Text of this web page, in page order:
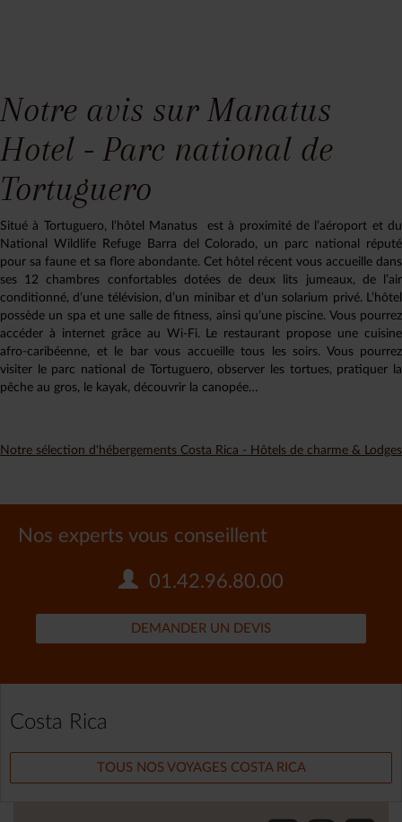
Notre avis sur Manatus
Hotel - Parc national de
Tortuguero
Situé à Tortuguero, l’hôtel Manatus est à proximité de l’aéroport et du
National Wildlife Refuge Barra del Colorado, un parc national réputé
pour sa faune et sa flore abondante. Cet hôtel récent vous accueille dans
ses 12 chambres confortables dotées de deux lits jumeaux, de l’air
conditionné, d’une télévision, d’un minibar et d’un solarium privé. L’hôtel
possède un spa et une salle de fitness, ainsi qu’une piscine. Vous pourrez
accéder à internet grâce au Wi-Fi. Le restaurant propose une cuisine
afro-caribéenne, et le bar vous accueille tous les soirs. Vous pourrez
visiter le parc national de Tortuguero, observer les tortues, pratiquer la
pêche au gros, le kayak, découvrir la canopée…
Notre sélection d'hébergements Costa Rica - Hôtels de charme & Lodges
Nos experts vous conseillent
01.42.96.80.00
DEMANDER UN DEVIS
Costa Rica
TOUS NOS VOYAGES COSTA RICA